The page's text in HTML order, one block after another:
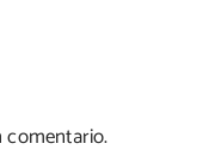
comentario.